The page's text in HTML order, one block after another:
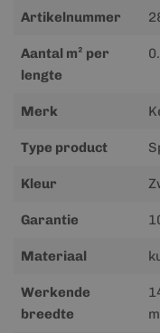
Meer
Artikelnummer
Aantal m² per
lengte
Merk
Type product
Kleur
Garantie
Materiaal
Werkende
breedte